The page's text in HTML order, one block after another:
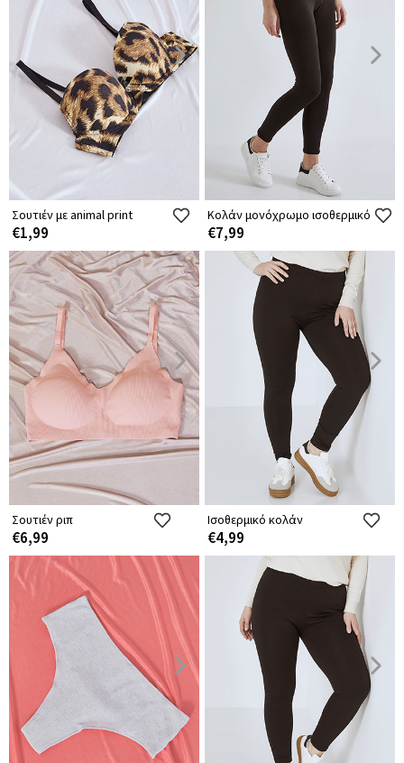
Σουτιέν με animal print
€1,99
Κολάν μονόχρωμο ισοθερμικό
€7,99
Σουτιέν ριπ
€6,99
Ισοθερμικό κολάν
€4,99